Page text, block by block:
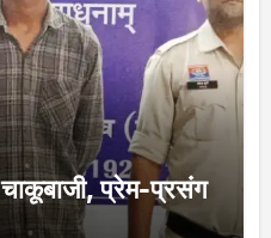
चाकूबाजी, प्रेम-प्रसंग